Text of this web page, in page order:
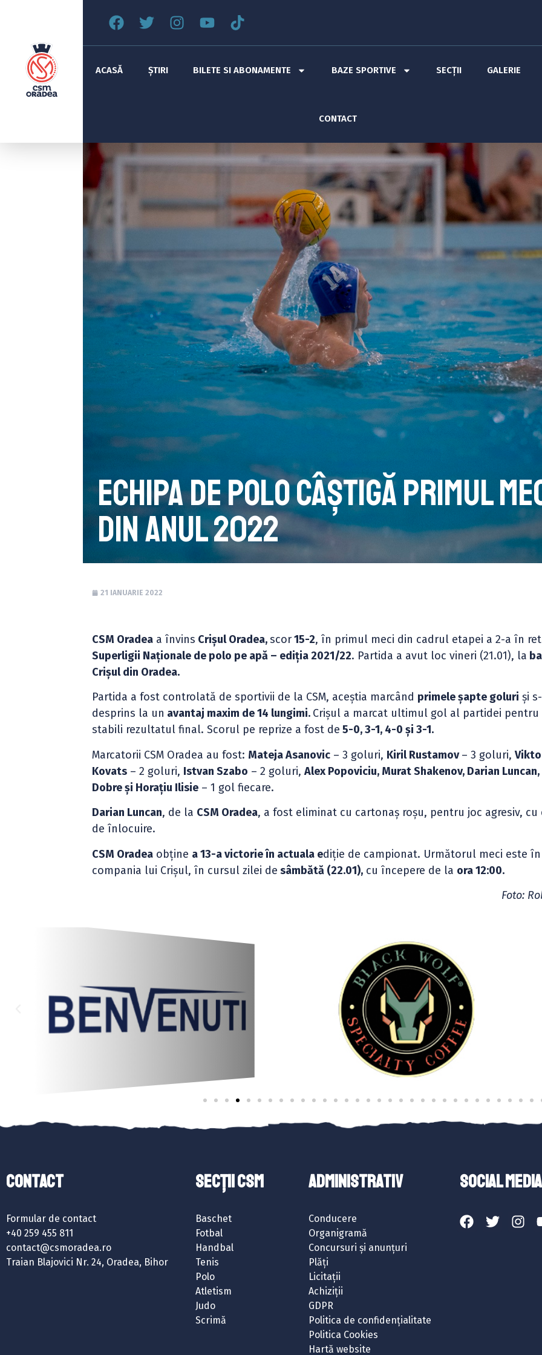
ACASĂ ȘTIRI BILETE SI ABONAMENTE BAZE SPORTIVE SECȚII GALERIE
CONTACT
Echipa de polo câștigă primul
din anul 2022
21 IANUARIE 2022
CSM Oradea a învins Crișul Oradea,scor15-2, în primul meci din cadrul etapei a 2-a în
Superligii Naționale de polo pe apă – ediția 2021/22. Partida a avut loc vineri (21.01), la
Crișul din Oradea.
Partida a fost controlată de sportivii de la CSM, aceștia marcând primele șapte goluri și
desprins la un avantaj maxim de 14 lungimi. Crișul a marcat ultimul gol al partidei pentru
stabili rezultatul final. Scorul pe reprize a fost de 5-0, 3-1, 4-0 și 3-1.
Marcatorii CSM Oradea au fost: Mateja Asanovic – 3 goluri, Kiril Rustamov– 3 goluri,
Kovats – 2 goluri, Istvan Szabo – 2 goluri,Alex Popoviciu, Murat Shakenov, Darian
Dobre și Horațiu Ilisie – 1 gol fiecare.
Darian Luncan, de la CSM Oradea, a fost eliminat cu cartonaș roșu, pentru joc agresiv, cu
de înlocuire.
CSM Oradea obține a 13-a victorie în actuala ediție de campionat. Următorul meci este în
compania lui Crișul, în cursul zilei de sâmbătă (22.01), cu începere de la ora 12:00.
Foto:
Contact
Formular de contact
+40 259 455 811
contact@csmoradea.ro
Traian Blajovici Nr. 24, Oradea, Bihor
SECȚII CSM
Baschet
Fotbal
Handbal
Tenis
Polo
Atletism
Judo
Scrimă
ADMINISTRATIV
Conducere
Organigramă
Concursuri și anunțuri
Plăți
Licitații
Achiziții
GDPR
Politica de confidențialitate
Politica Cookies
Hartă website
SOCIAL MEDIA